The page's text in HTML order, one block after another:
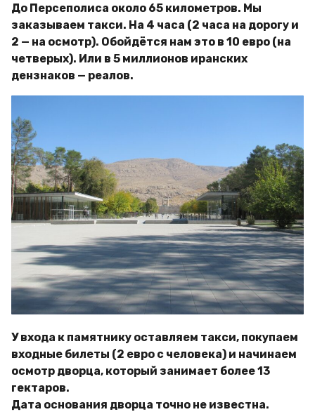
До Персеполиса около 65 километров. Мы
заказываем такси. На 4 часа (2 часа на дорогу и
2 — на осмотр). Обойдётся нам это в 10 евро (на
четверых). Или в 5 миллионов иранских
дензнаков — реалов.
У входа к памятнику оставляем такси, покупаем
входные билеты (2 евро с человека) и начинаем
осмотр дворца, который занимает более 13
гектаров.
Дата основания дворца точно не известна.